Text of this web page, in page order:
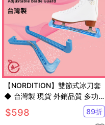
【NORDITION】雙節式冰刀套
◆ 台灣製 現貨 外銷品質 多功
能 可調整 冰球鞋套 冰刀保護套
球刀鞋
$598 89折